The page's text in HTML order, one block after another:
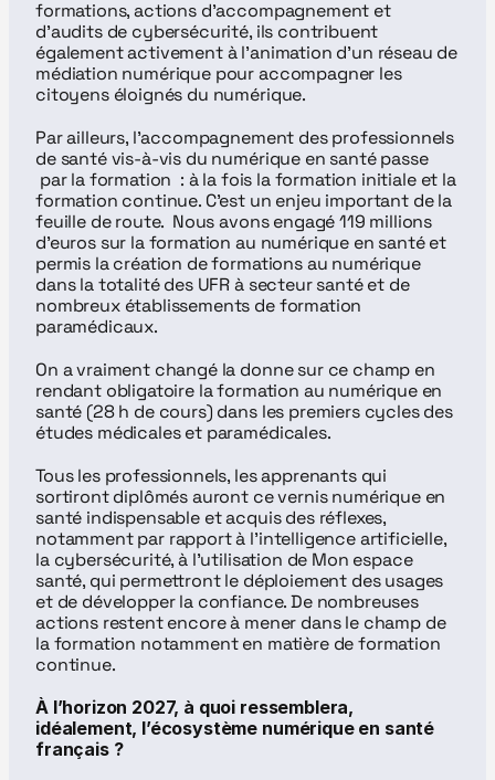
formations, actions d’accompagnement et
d’audits de cybersécurité, ils contribuent
également activement à l’animation d’un réseau de
médiation numérique pour accompagner les
citoyens éloignés du numérique.
Par ailleurs, l’accompagnement des professionnels
de santé vis-à-vis du numérique en santé passe
par la formation  : à la fois la formation initiale et la
formation continue. C'est un enjeu important de la
feuille de route.  Nous avons engagé 119 millions
d'euros sur la formation au numérique en santé et
permis la création de formations au numérique
dans la totalité des UFR à secteur santé et de
nombreux établissements de formation
paramédicaux.
On a vraiment changé la donne sur ce champ en
rendant obligatoire la formation au numérique en
santé (28 h de cours) dans les premiers cycles des
études médicales et paramédicales.
Tous les professionnels, les apprenants qui
sortiront diplômés auront ce vernis numérique en
santé indispensable et acquis des réflexes,
notamment par rapport à l'intelligence artificielle,
la cybersécurité, à l'utilisation de Mon espace
santé, qui permettront le déploiement des usages
et de développer la confiance. De nombreuses
actions restent encore à mener dans le champ de
la formation notamment en matière de formation
continue.
À l’horizon 2027, à quoi ressemblera,
idéalement, l’écosystème numérique en santé
français ?